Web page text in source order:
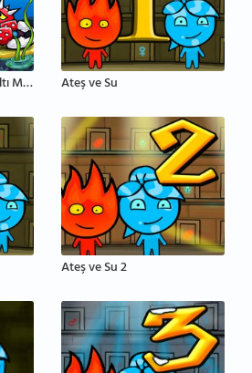
Araba Yiyen Araba: Sualtı Macerası Ateş ve Su
Ateş ve Su 2